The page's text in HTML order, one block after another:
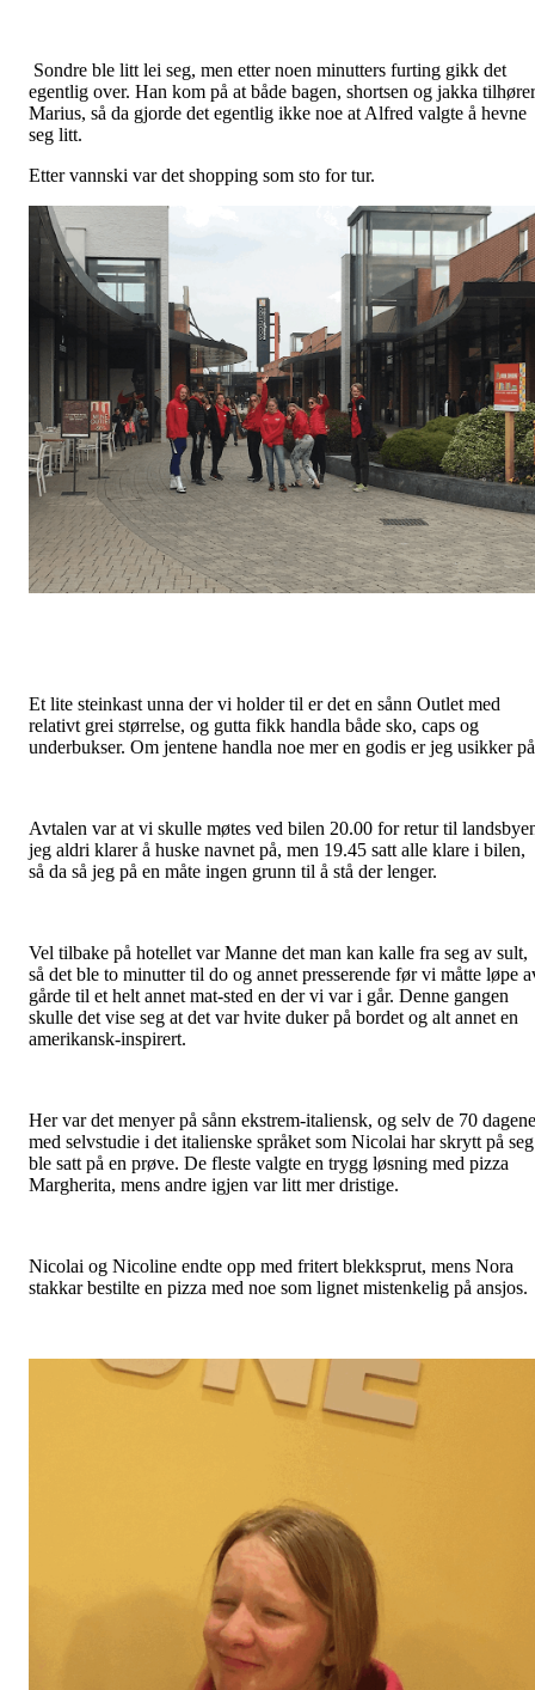
Sondre ble litt lei seg, men etter noen minutters furting gikk det
egentlig over. Han kom på at både bagen, shortsen og jakka tilhører
Marius, så da gjorde det egentlig ikke noe at Alfred valgte å hevne
seg litt.
Etter vannski var det shopping som sto for tur.
Et lite steinkast unna der vi holder til er det en sånn Outlet med
relativt grei størrelse, og gutta fikk handla både sko, caps og
underbukser. Om jentene handla noe mer en godis er jeg usikker
Avtalen var at vi skulle møtes ved bilen 20.00 for retur til
jeg aldri klarer å huske navnet på, men 19.45 satt alle klare i bilen,
så da så jeg på en måte ingen grunn til å stå der lenger.
Vel tilbake på hotellet var Manne det man kan kalle fra seg av sult,
så det ble to minutter til do og annet presserende før vi måtte løpe
gårde til et helt annet mat-sted en der vi var i går. Denne gangen
skulle det vise seg at det var hvite duker på bordet og alt annet en
amerikansk-inspirert.
Her var det menyer på sånn ekstrem-italiensk, og selv de 70 dagene
med selvstudie i det italienske språket som Nicolai har skrytt på seg
ble satt på en prøve. De fleste valgte en trygg løsning med pizza
Margherita, mens andre igjen var litt mer dristige.
Nicolai og Nicoline endte opp med fritert blekksprut, mens Nora
stakkar bestilte en pizza med noe som lignet mistenkelig på ansjos.